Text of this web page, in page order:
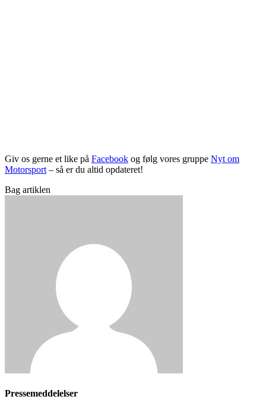
Giv os gerne et like på Facebook og følg vores gruppe Nyt om
Motorsport – så er du altid opdateret!
Bag artiklen
Pressemeddelelser